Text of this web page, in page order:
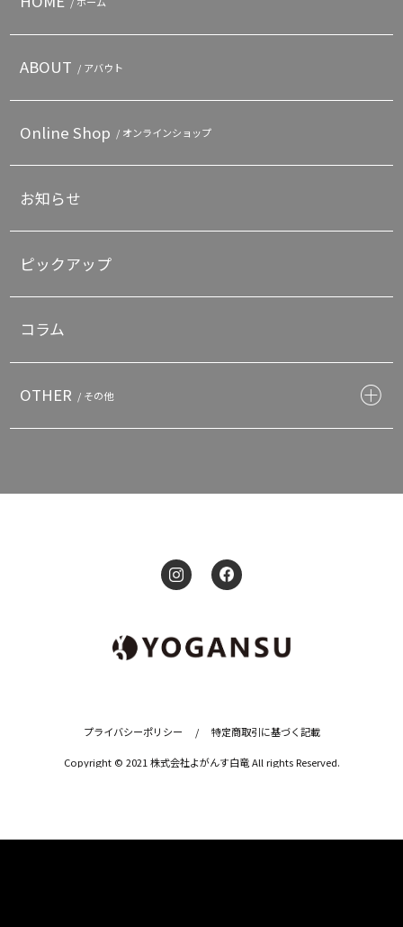
ABOUT / アバウト
Online Shop / オンラインショップ
お知らせ
ピックアップ
コラム
OTHER / その他
プライバシーポリシー / 特定商取引に基づく記載
Copyright © 2021 株式会社よがんす白竜 All rights Reserved.